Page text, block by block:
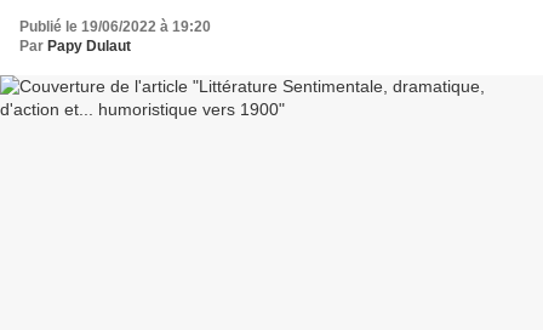
Publié le 19/06/2022 à 19:20
Par Papy Dulaut